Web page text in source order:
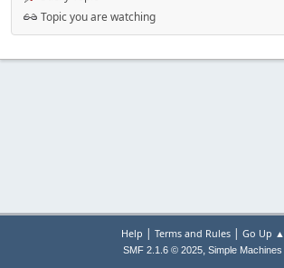
Topic you are watching
Help | Terms and Rules| Go Up ▲
SMF 2.1.6 © 2025, Simple Machines